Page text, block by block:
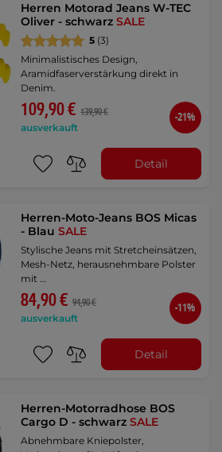
Herren Motorad Jeans W-TEC
Oliver - schwarzSALE
5 (3)
Minimalistisches Design,
Aramidfaserverstärkung direkt in
Denim.
109,90 € 139,90 €
ausverkauft
-21%
Detail
Herren-Moto-Jeans BOS Micas
- BlauSALE
Stylische Jeans mit Stretcheinsätzen,
Mesh-Netz, herausnehmbare Polster
mit …
84,90 € 94,90 €
ausverkauft
-11%
Detail
Herren-Motorradhose BOS
Cargo D - schwarzSALE
Abnehmbare Kniepolster,